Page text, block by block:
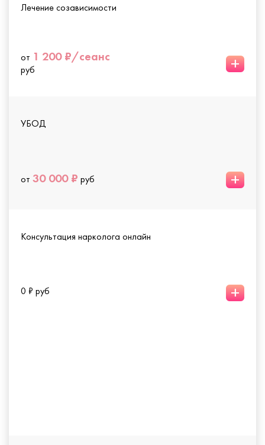
Лечение созависимости
от 1 200 ₽/сеанс
руб +
УБОД
от 30 000 ₽ руб +
Консультация нарколога онлайн
0 ₽ руб +